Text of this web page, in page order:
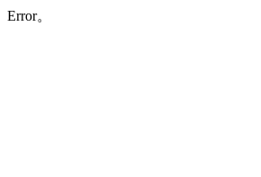
Error。